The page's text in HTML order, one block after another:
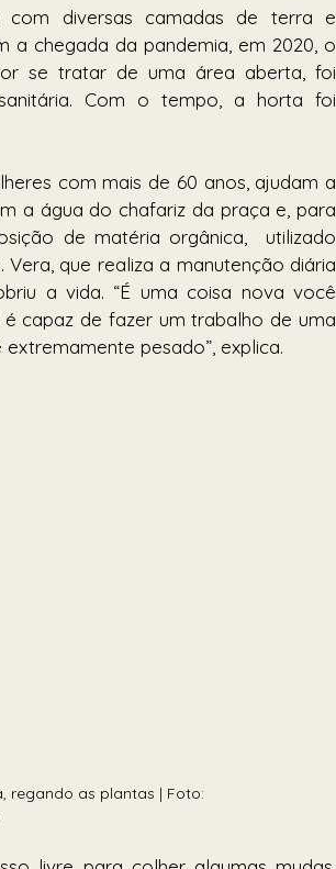
diversas camadas de terra e
a chegada da pandemia, em 2020, o
se tratar de uma área aberta, foi
Com o tempo, a horta foi
com mais de 60 anos, ajudam a
a água do chafariz da praça e, para
de matéria orgânica,  utilizado
que realiza a manutenção diária
a vida. “É uma coisa nova você
capaz de fazer um trabalho de uma
pesado”, explica.
regando as plantas | Foto: